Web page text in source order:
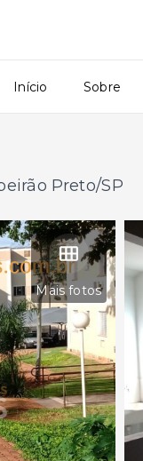
Início Sobre
Preto/SP
Mais fotos